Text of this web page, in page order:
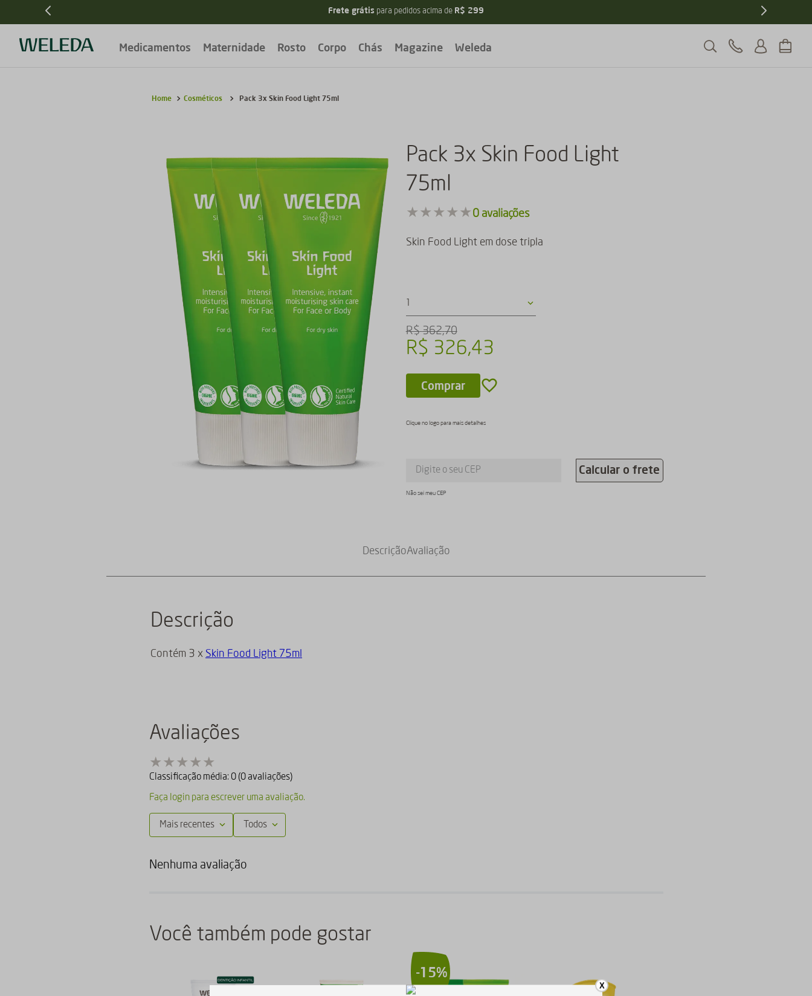
Frete grátis para pedidos acima de R$ 299 pagando no PIX
Medicamentos Maternidade Rosto Corpo Chás Magazine Weleda
Cosméticos Pack 3x Skin Food Light 75ml
Pack 3x Skin Food Light
75ml
★ ★ ★ ★ ★ 0 avaliações
Skin Food Light em dose tripla
R$ 362,70
R$ 326,43
Comprar
Clique no logo para mais detalhes
Não sei meu CEP
Calcular o frete
DescriçãoAvaliação
Descrição
Contém 3 x Skin Food Light 75ml
Avaliações
Classificação média: 0 (0 avaliações)
Faça login para escrever uma avaliação.
Mais recentes Todos
Nenhuma avaliação
Você também pode gostar
-15%
X